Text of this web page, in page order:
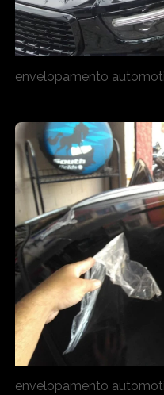
envelopamento
envelopamento